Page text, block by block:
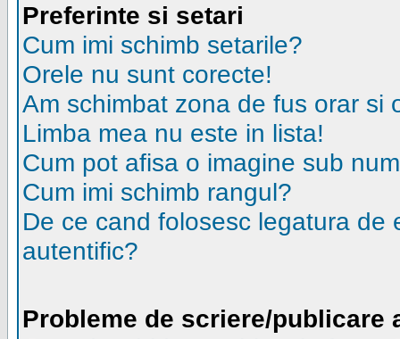
Preferinte si setari
Cum imi schimb setarile?
Orele nu sunt corecte!
Am schimbat zona de fus orar si
Limba mea nu este in lista!
Cum pot afisa o imagine sub
Cum imi schimb rangul?
De ce cand folosesc legatura de
autentific?
Probleme de scriere/publicare